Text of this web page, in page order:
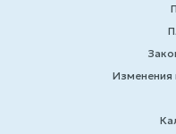
Изменения